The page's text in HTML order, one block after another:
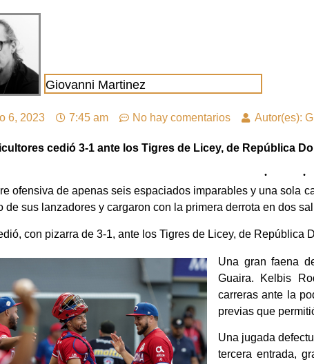
Giovanni Martinez
6, 2023 7:45 am No hay comentarios Autor(es):
cedió 3-1 ante los Tigres de Licey, de República
ofensiva de apenas seis espaciados imparables y una sola
de sus lanzadores y cargaron con la primera derrota en dos
con pizarra de 3-1, ante los Tigres de Licey, de República
Una gran faena
Guaira. Kelbis
carreras ante la
previas que
Una jugada
tercera entrada,